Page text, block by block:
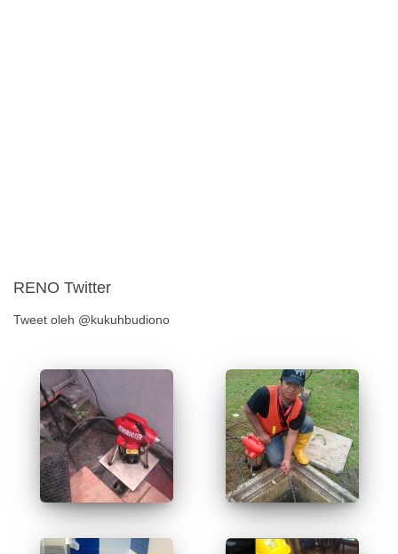
RENO Twitter
Tweet oleh @kukuhbudiono